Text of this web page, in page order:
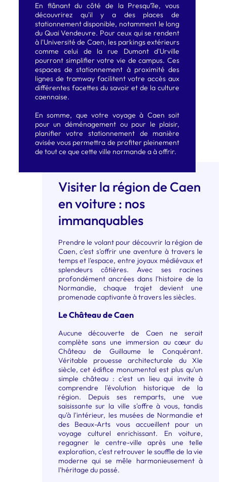
En flânant du côté de la Presqu’île, vous
découvrirez qu'il y a des places de
stationnement disponible, notamment le long
du Quai Vendeuvre. Pour ceux qui se rendent
à l'Université de Caen, les parkings extérieurs
comme celui de la rue Dumont d'Urville
pourront simplifier votre vie de campus. Ces
espaces de stationnement à proximité des
lignes de tramway facilitent votre accès aux
différentes facettes du savoir et de la culture
caennaise.
En somme, que votre voyage à Caen soit
pour un déménagement ou pour le plaisir,
planifier votre stationnement de manière
avisée vous permettra de profiter pleinement
de tout ce que cette ville normande a à offrir.
Visiter la région de Caen
en voiture : nos
immanquables
Prendre le volant pour découvrir la région de
Caen, c'est s'offrir une aventure à travers le
temps et l'espace, entre joyaux médiévaux et
splendeurs côtières. Avec ses racines
profondément ancrées dans l'histoire de la
Normandie, chaque trajet devient une
promenade captivante à travers les siècles.
Le Château de Caen
Aucune découverte de Caen ne serait
complète sans une immersion au cœur du
Château de Guillaume le Conquérant.
Véritable prouesse architecturale du XIe
siècle, cet édifice monumental est plus qu'un
simple château : c'est un lieu qui invite à
comprendre l'évolution historique de la
région. Depuis ses remparts, une vue
saisissante sur la ville s'offre à vous, tandis
qu'à l'intérieur, les musées de Normandie et
des Beaux-Arts vous accueillent pour un
voyage culturel enrichissant. En voiture,
regagner le centre-ville après une telle
exploration, c'est retrouver le souffle de la vie
moderne qui se mêle harmonieusement à
l'héritage du passé.